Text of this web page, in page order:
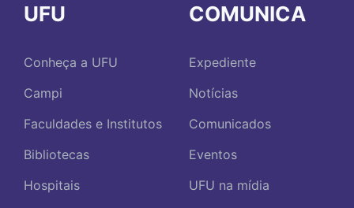
UFU
Conheça a UFU
Campi
Faculdades e Institutos
Bibliotecas
Hospitais
COMUNICA
Expediente
Notícias
Comunicados
Eventos
UFU na mídia